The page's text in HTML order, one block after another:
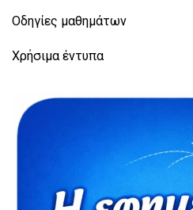
Οδηγίες μαθημάτων
Χρήσιμα έντυπα